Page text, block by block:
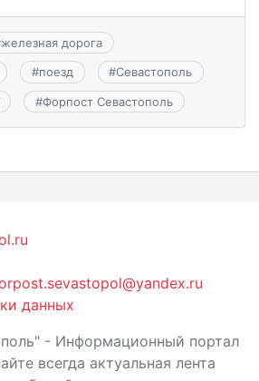
железная дорога
#поезд #Севастополь
#Форпост Севастополь
данных
- Информационный портал
всегда актуальная лента